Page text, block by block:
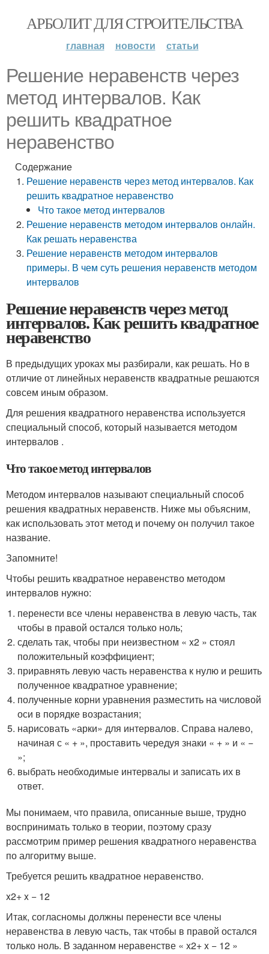
АРБОЛИТ ДЛЯ СТРОИТЕЛЬСТВА
главная новости статьи
Решение неравенств через
метод интервалов. Как
решить квадратное
неравенство
Содержание
Решение неравенств через метод интервалов. Как
решить квадратное неравенство
Что такое метод интервалов
Решение неравенств методом интервалов онлайн.
Как решать неравенства
Решение неравенств методом интервалов
примеры. В чем суть решения неравенств методом
интервалов
Решение неравенств через метод
интервалов. Как решить квадратное
неравенство
В предыдущих уроках мы разбирали, как решать. Но в
отличие от линейных неравенств квадратные решаются
совсем иным образом.
Для решения квадратного неравенства используется
специальный способ, который называется методом
интервалов .
Что такое метод интервалов
Методом интервалов называют специальный способ
решения квадратных неравенств. Ниже мы объясним,
как использовать этот метод и почему он получил такое
название.
Запомните!
Чтобы решить квадратное неравенство методом
интервалов нужно:
перенести все члены неравенства в левую часть, так
чтобы в правой остался только ноль;
сделать так, чтобы при неизвестном « x2 » стоял
положительный коэффициент;
приравнять левую часть неравенства к нулю и решить
полученное квадратное уравнение;
полученные корни уравнения разместить на числовой
оси в порядке возрастания;
нарисовать «арки» для интервалов. Справа налево,
начиная с « + », проставить чередуя знаки « + » и « −
»;
выбрать необходимые интервалы и записать их в
ответ.
Мы понимаем, что правила, описанные выше, трудно
воспринимать только в теории, поэтому сразу
рассмотрим пример решения квадратного неравенства
по алгоритму выше.
Требуется решить квадратное неравенство.
x2+ x − 12
Итак, согласномы должны перенести все члены
неравенства в левую часть, так чтобы в правой остался
только ноль. В заданном неравенстве « x2+ x − 12 »